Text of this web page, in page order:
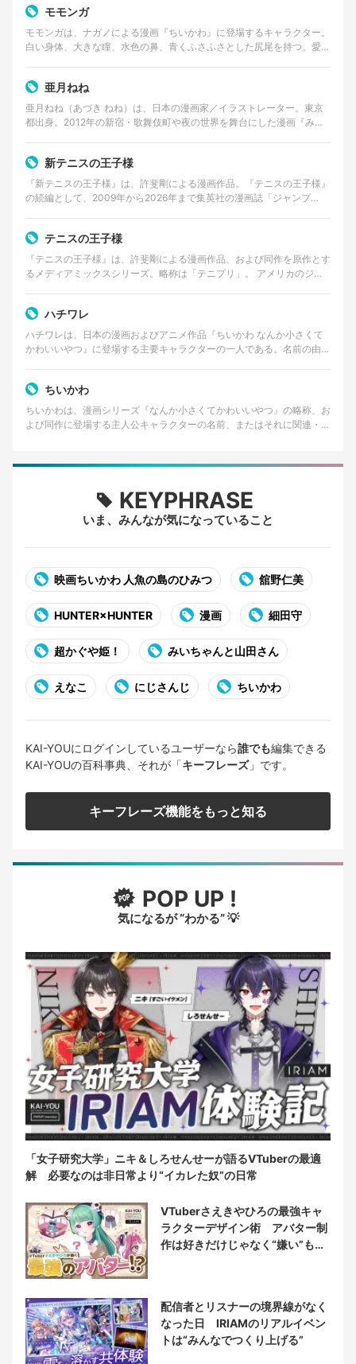
モモンガ
モモンガは、ナガノによる漫画『ちいかわ』に登場するキャラクター。
白い身体、大きな瞳、水色の鼻、青くふさふさとした尻尾を持つ。愛ら
亜月ねね
亜月ねね（あづき ねね）は、日本の漫画家／イラストレーター。東京
都出身。2012年の新宿・歌舞伎町や夜の世界を舞台にした漫画『みい
新テニスの王子様
『新テニスの王子様』は、許斐剛による漫画作品。『テニスの王子様』
の続編として、2009年から2026年まで集英社の漫画誌「ジャンプ
テニスの王子様
『テニスの王子様』は、許斐剛による漫画作品、および同作を原作とす
るメディアミックスシリーズ。略称は「テニプリ」。 アメリカのジュ
ハチワレ
ハチワレは、日本の漫画およびアニメ作品『ちいかわ なんか小さくて
かわいいやつ』に登場する主要キャラクターの一人である。名前の由来
ちいかわ
ちいかわは、漫画シリーズ『なんか小さくてかわいいやつ』の略称、お
よび同作に登場する主人公キャラクターの名前、またはそれに関連・付
KEYPHRASE
いま、みんなが気になっていること
映画ちいかわ 人魚の島のひみつ 舘野仁美
HUNTER×HUNTER 漫画 細田守
超かぐや姫！ みいちゃんと山田さん
えなこ にじさんじ ちいかわ
KAI-YOUにログインしているユーザーなら誰でも編集できる
KAI-YOUの百科事典、それが「キーフレーズ」です。
キーフレーズ機能をもっと知る
POP UP !
気になるが “わかる” 💡
「女子研究大学」ニキ＆しろせんせーが語るVTuberの最適
解 必要なのは非日常より“イカレた奴”の日常
VTuberさえきやひろの最強キャ
ラクターデザイン術 アバター制
作は好きだけじゃなく“嫌い”もブ
配信者とリスナーの境界線がなく
なった日 IRIAMのリアルイベン
トは“みんなでつくり上げる”